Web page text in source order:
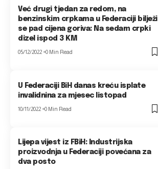
Već drugi tjedan za redom, na
benzinskim crpkama u Federaciji bilježi
se pad cijena goriva: Na sedam crpki
dizel ispod 3 KM
05/12/2022 0 Min Read
U Federaciji BiH danas kreću isplate
invalidnina za mjesec listopad
10/11/2022 0 Min Read
Lijepa vijest iz FBiH: Industrijska
proizvodnja u Federaciji povećana za
dva posto